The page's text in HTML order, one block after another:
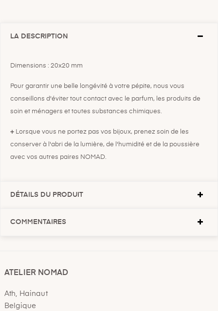
LA DESCRIPTION
Dimensions : 20x20 mm
Pour garantir une belle longévité à votre pépite, nous vous
conseillons d'éviter tout contact avec le parfum, les produits de
soin et ménagers et toutes substances chimiques.
+ Lorsque vous ne portez pas vos bijoux, prenez soin de les
conserver à l'abri de la lumière, de l'humidité et de la poussière
avec vos autres paires NOMAD.
DÉTAILS DU PRODUIT
COMMENTAIRES
ATELIER NOMAD
Ath, Hainaut
Belgique